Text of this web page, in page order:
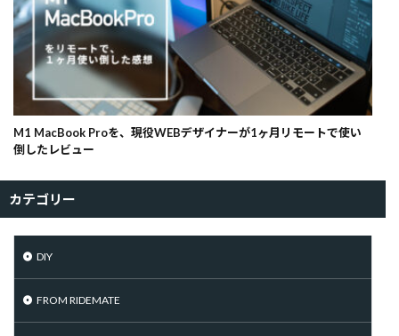
M1 MacBook Proを、現役WEBデザイナーが1ヶ月リモートで使い
倒したレビュー
カテゴリー
DIY
FROM RIDEMATE